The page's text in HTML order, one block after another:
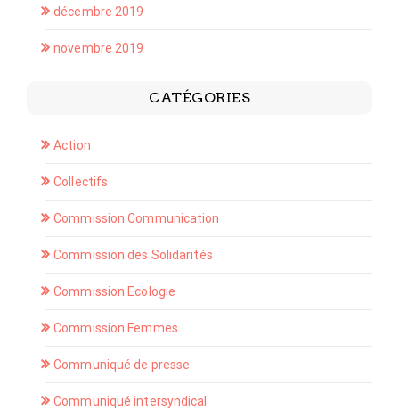
décembre 2019
novembre 2019
CATÉGORIES
Action
Collectifs
Commission Communication
Commission des Solidarités
Commission Ecologie
Commission Femmes
Communiqué de presse
Communiqué intersyndical